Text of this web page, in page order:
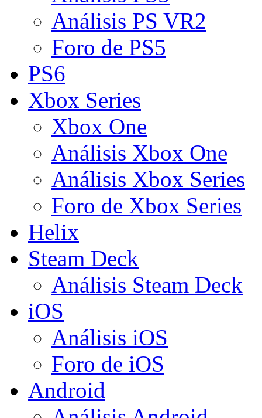
Análisis PS VR2
Foro de PS5
PS6
Xbox Series
Xbox One
Análisis Xbox One
Análisis Xbox Series
Foro de Xbox Series
Helix
Steam Deck
Análisis Steam Deck
iOS
Análisis iOS
Foro de iOS
Android